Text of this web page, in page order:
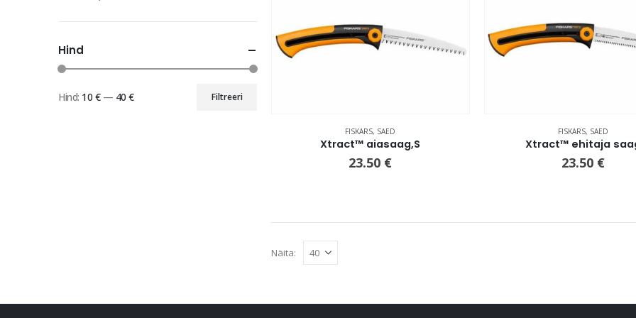
FISKARS, SAED
Xtract™ aiasaag,S
23.50 €
FISKARS, SAED
Xtract™ ehitaja
23.50 €
Näita:
Hind
Filtreeri
Hind: 10 €— 40 €